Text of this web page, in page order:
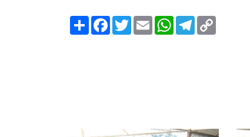
Compartilhar
FacebookTwitterEmail WhatsAppTelegram